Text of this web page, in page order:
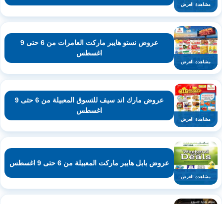
مشاهدة العرض
مشاهدة العرض
عروض نستو هايبر ماركت العامرات من 6 حتى 9
اغسطس
مشاهدة العرض
عروض مارك اند سيف للتسوق المعبيلة من 6 حتى 9
اغسطس
مشاهدة العرض
عروض بابل هايبر ماركت المعبيلة من 6 حتى 9 اغسطس